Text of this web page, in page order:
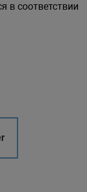
в соответствии